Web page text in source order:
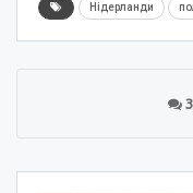
Нідерланди